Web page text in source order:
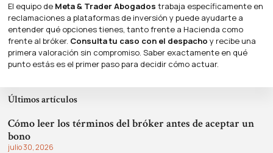
Últimos artículos
Cómo leer los términos del bróker antes de aceptar un
bono
julio 30, 2026
El equipo de Meta & Trader Abogados trabaja específicamente en
reclamaciones a plataformas de inversión y puede ayudarte a
entender qué opciones tienes, tanto frente a Hacienda como
frente al bróker. Consulta tu caso con el despacho y recibe una
primera valoración sin compromiso. Saber exactamente en qué
punto estás es el primer paso para decidir cómo actuar.